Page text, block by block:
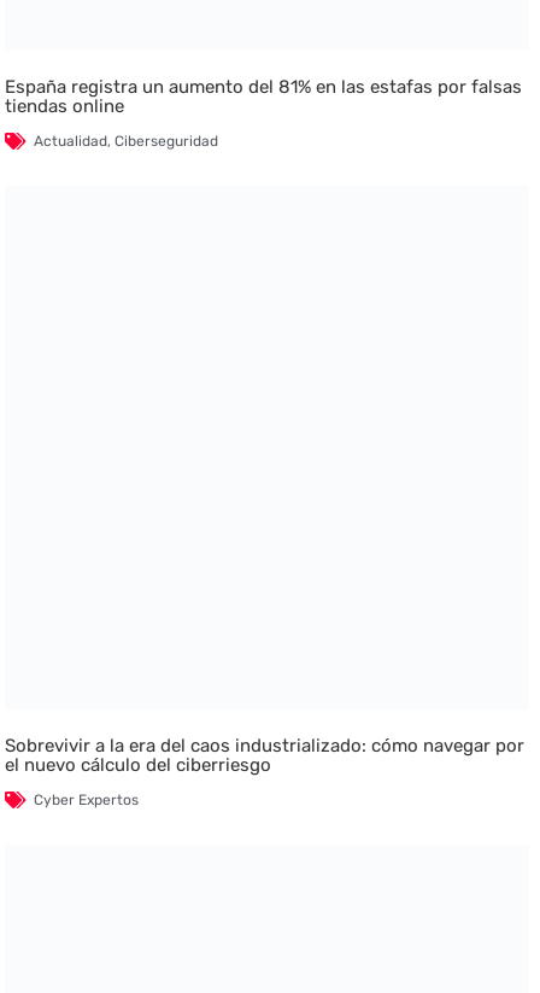
España registra un aumento del 81% en las estafas por falsas
tiendas online
Actualidad,Ciberseguridad
Sobrevivir a la era del caos industrializado: cómo navegar por
el nuevo cálculo del ciberriesgo
Cyber Expertos